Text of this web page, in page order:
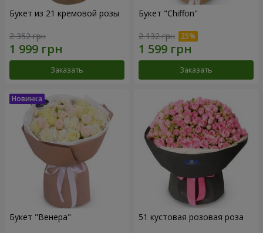
Букет из 21 кремовой розы
2 352 грн
Заказать
Букет "Chiffon"
2 132 грн
Заказать
Букет "Венера" 51 кустовая розовая роза